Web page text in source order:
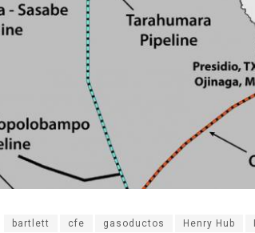
bartlett cfe gasoductos Henry Hub